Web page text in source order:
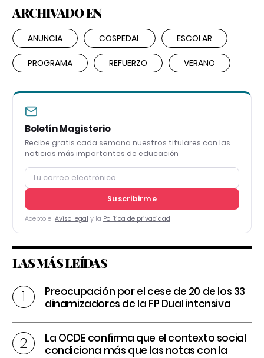
ARCHIVADO EN
ANUNCIA COSPEDAL ESCOLAR
PROGRAMA REFUERZO VERANO
Boletín Magisterio
Recibe gratis cada semana nuestros titulares con las
noticias más importantes de educación
Suscribirme
Acepto el Aviso legal y la Política de privacidad
LAS MÁS LEÍDAS
Preocupación por el cese de 20 de los 33
dinamizadores de la FP Dual intensiva
La OCDE confirma que el contexto social
condiciona más que las notas con la